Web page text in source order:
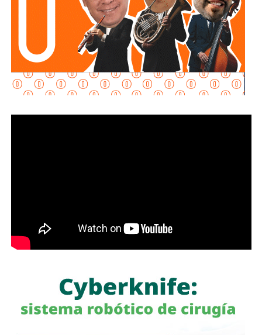
“Son acuerdos voluntarios que nos permiten ordenar el
mercado (…) quien comercializa gasolina, diésel, la
canasta PACIC, el jitomate, acuerda este esquema que nos
permite disminuir los precios. Es un esfuerzo muy
punto de venta de drogas